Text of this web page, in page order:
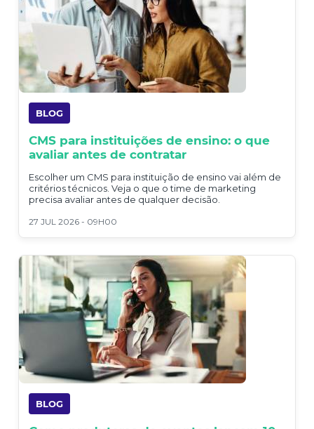
BLOG
CMS para instituições de ensino: o que
avaliar antes de contratar
Escolher um CMS para instituição de ensino vai além de
critérios técnicos. Veja o que o time de marketing
precisa avaliar antes de qualquer decisão.
27 JUL 2026 - 09H00
BLOG